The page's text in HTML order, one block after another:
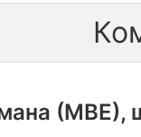
(МВЕ),